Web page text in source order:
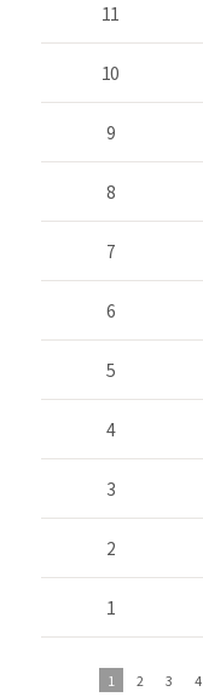
11
10
9
8
7
6
5
4
3
2
1
1 2 3 4